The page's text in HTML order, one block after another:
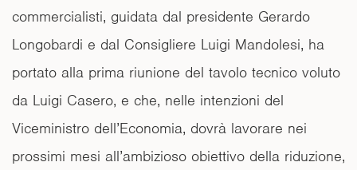
commercialisti, guidata dal presidente Gerardo
Longobardi e dal Consigliere Luigi Mandolesi, ha
portato alla prima riunione del tavolo tecnico voluto
da Luigi Casero, e che, nelle intenzioni del
Viceministro dell’Economia, dovrà lavorare nei
prossimi mesi all’ambizioso obiettivo della riduzione,